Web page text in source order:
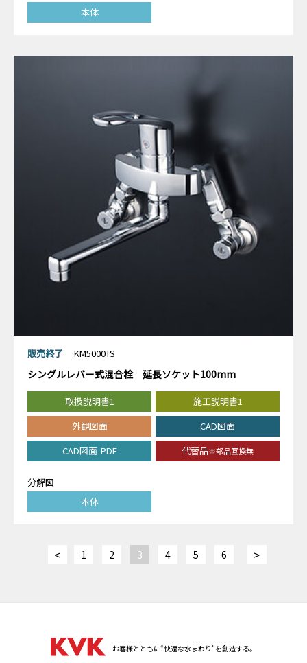
本体
販売終了 KM5000TS
シングルレバー式混合栓 延長ソケット100mm
取扱説明書1
施工説明書1
外観図面
CAD図面
CAD図面-PDF
代替品※部品互換無
分解図
本体
< 1 2 3 4 5 6 >
お客様とともに“快適な水まわり”を創造する。